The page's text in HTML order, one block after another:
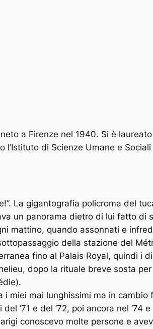
a Firenze nel 1940. Si è
di Scienze Umane e
La gigantografia policroma del
un panorama dietro di lui fatto
mattino, quando assonnati e
della stazione del
fino al Palais Royal, quindi i
dopo la rituale breve sosta
miei mai lunghissimi ma in
’71 e del ’72, poi ancora nel
conoscevo molte persone e